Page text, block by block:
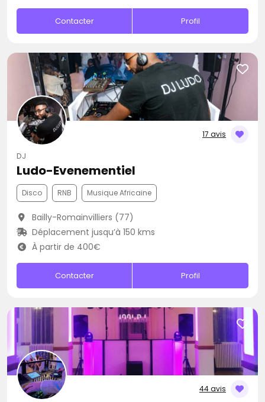
Contacter Profil
17 avis
DJ
Ludo-Evenementiel
Disco RNB Musique Africaine
Bailly-Romainvilliers (77)
Déplacement jusqu’à 150 kms
À partir de 400€
Contacter Profil
44 avis